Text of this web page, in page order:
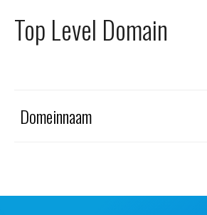
Domeinnaam registreren
Top Level Domain
Domeinnaam